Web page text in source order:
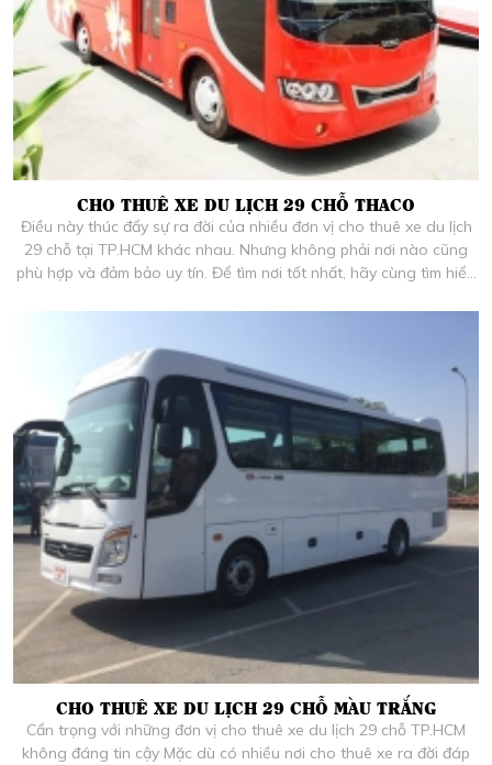
CHO THUÊ XE DU LỊCH 29 CHỖ THACO
Điều này thúc đẩy sự ra đời của nhiều đơn vị cho thuê xe du lịch
29 chỗ tại TP.HCM khác nhau. Nhưng không phải nơi nào cũng
phù hợp và đảm bảo uy tín. Để tìm nơi tốt nhất, hãy cùng tìm hiểu
CHO THUÊ XE DU LỊCH 29 CHỖ MÀU TRẮNG
Cẩn trọng với những đơn vị cho thuê xe du lịch 29 chỗ TP.HCM
không đáng tin cậy Mặc dù có nhiều nơi cho thuê xe ra đời đáp